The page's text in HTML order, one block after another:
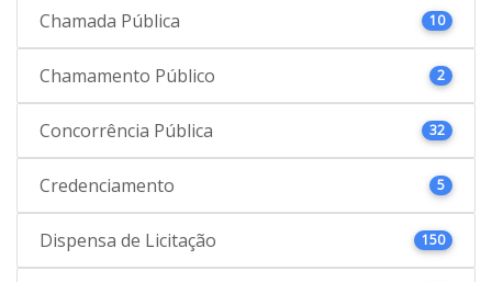
Chamada Pública 10
Chamamento Público 2
Concorrência Pública 32
Credenciamento 5
Dispensa de Licitação 150